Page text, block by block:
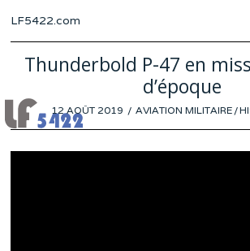
LF5422.com
Thunderbold P-47 en
d’époque
POSTED
ON
12 AOÛT 2019 AVIATION MILITAIRE /